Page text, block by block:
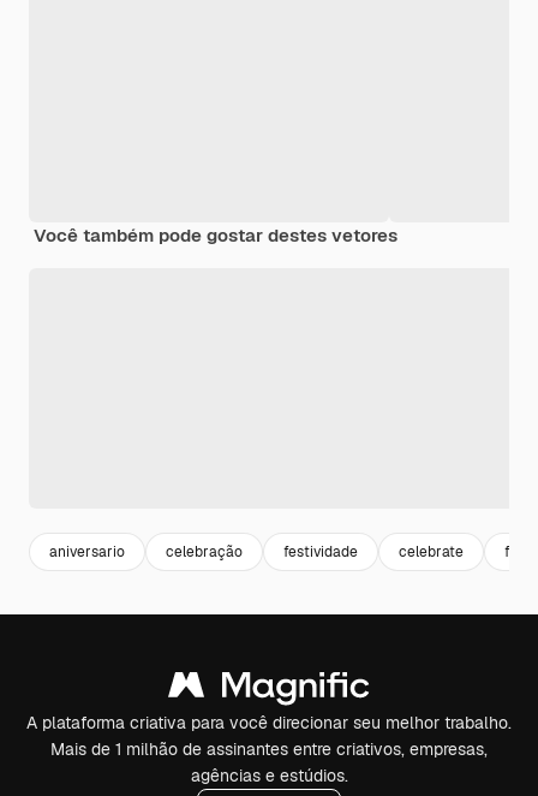
Você também pode gostar destes vetores
aniversario celebração festividade celebrate festa
A plataforma criativa para você direcionar seu melhor trabalho.
Mais de 1 milhão de assinantes entre criativos, empresas,
agências e estúdios.